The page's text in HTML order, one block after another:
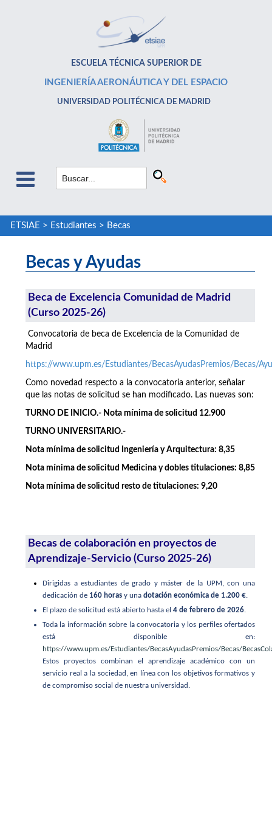
ESCUELA TÉCNICA SUPERIOR DE
INGENIERÍA AERONÁUTICA Y DEL ESPACIO
UNIVERSIDAD POLITÉCNICA DE MADRID
ETSIAE > Estudiantes > Becas
Becas y Ayudas
Beca de Excelencia Comunidad de Madrid
(Curso 2025-26)
Convocatoria de beca de Excelencia de la Comunidad de
Madrid
https://www.upm.es/Estudiantes/BecasAyudasPremios/Becas/
Como novedad respecto a la convocatoria anterior, señalar
que las notas de solicitud se han modificado. Las nuevas son:
TURNO DE INICIO.- Nota mínima de solicitud 12.900
TURNO UNIVERSITARIO.-
Nota mínima de solicitud Ingeniería y Arquitectura: 8,35
Nota mínima de solicitud Medicina y dobles titulaciones: 8,85
Nota mínima de solicitud resto de titulaciones: 9,20
Becas de colaboración en proyectos de
Aprendizaje-Servicio (Curso 2025-26)
Dirigidas a estudiantes de grado y máster de la UPM, con una
dedicación de 160 horas y una dotación económica de 1.200 €
El plazo de solicitud está abierto hasta el 4 de febrero de 2026.
Toda la información sobre la convocatoria y los perfiles ofertados
está disponible en:
https://www.upm.es/Estudiantes/BecasAyudasPremios/Becas/
Estos proyectos combinan el aprendizaje académico con un
servicio real a la sociedad, en línea con los objetivos formativos y
de compromiso social de nuestra universidad.